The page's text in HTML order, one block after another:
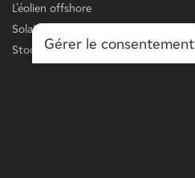
L'éolien offshore
Solaire
StockageGérer le consentement